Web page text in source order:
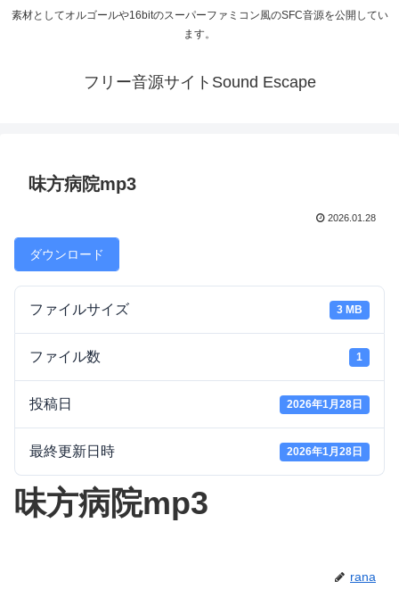
素材としてオルゴールや16bitのスーパーファミコン風のSFC音源を公開してい
ます。
フリー音源サイトSound Escape
味方病院mp3
2026.01.28
ダウンロード
ファイルサイズ 3 MB
ファイル数 1
投稿日 2026年1月28日
最終更新日時 2026年1月28日
味方病院mp3
rana